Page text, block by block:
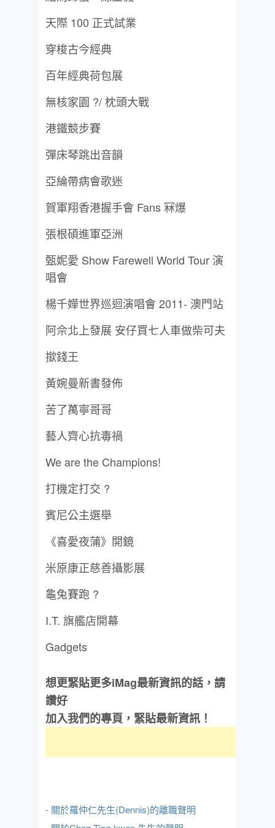
天際 100 正式試業
穿梭古今經典
百年經典荷包展
無核家園 ?/ 枕頭大戰
港鐵競步賽
彈床琴跳出音韻
亞綸帶病會歌迷
賀軍翔香港握手會 Fans 冧爆
張根碩進軍亞洲
甄妮愛 Show Farewell World Tour 演
唱會
楊千嬅世界巡迴演唱會 2011- 澳門站
阿佘北上發展 安仔買七人車做柴可夫
撳錢王
黃婉曼新書發佈
苦了萬寧哥哥
藝人齊心抗毒禍
We are the Champions!
打機定打交 ?
賓尼公主選舉
《喜愛夜蒲》開鏡
米原康正慈善攝影展
龜兔賽跑 ?
I.T. 旗艦店開幕
Gadgets
想更緊貼更多iMag最新資訊的話，請
讚好
加入我們的專頁，緊貼最新資訊！
- 關於羅仲仁先生(Dennis)的離職聲明